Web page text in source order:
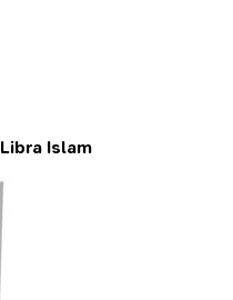
Libra Islam